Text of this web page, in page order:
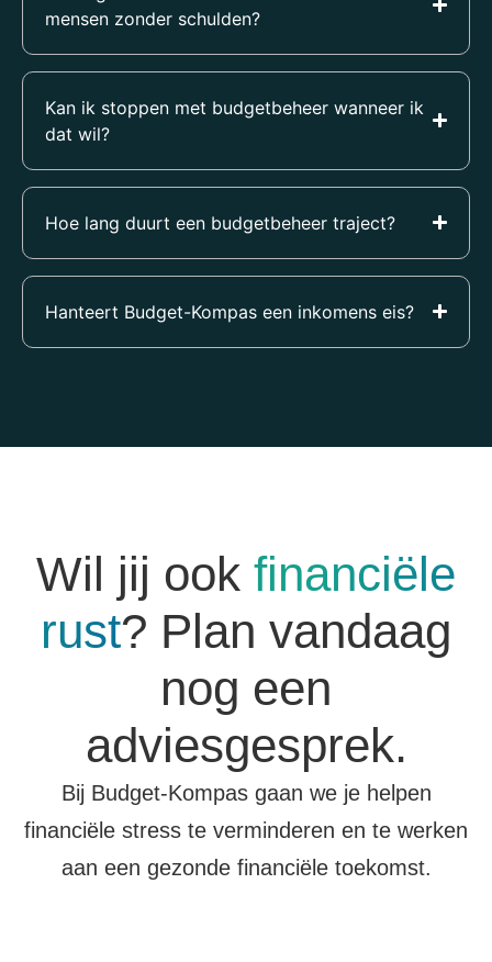
mensen zonder schulden?
Kan ik stoppen met budgetbeheer wanneer ik
dat wil?
Hoe lang duurt een budgetbeheer traject?
Hanteert Budget-Kompas een inkomens eis?
Wil jij ook financiële
rust? Plan vandaag
nog een
adviesgesprek.
Bij Budget-Kompas gaan we je helpen
financiële stress te verminderen en te werken
aan een gezonde financiële toekomst.